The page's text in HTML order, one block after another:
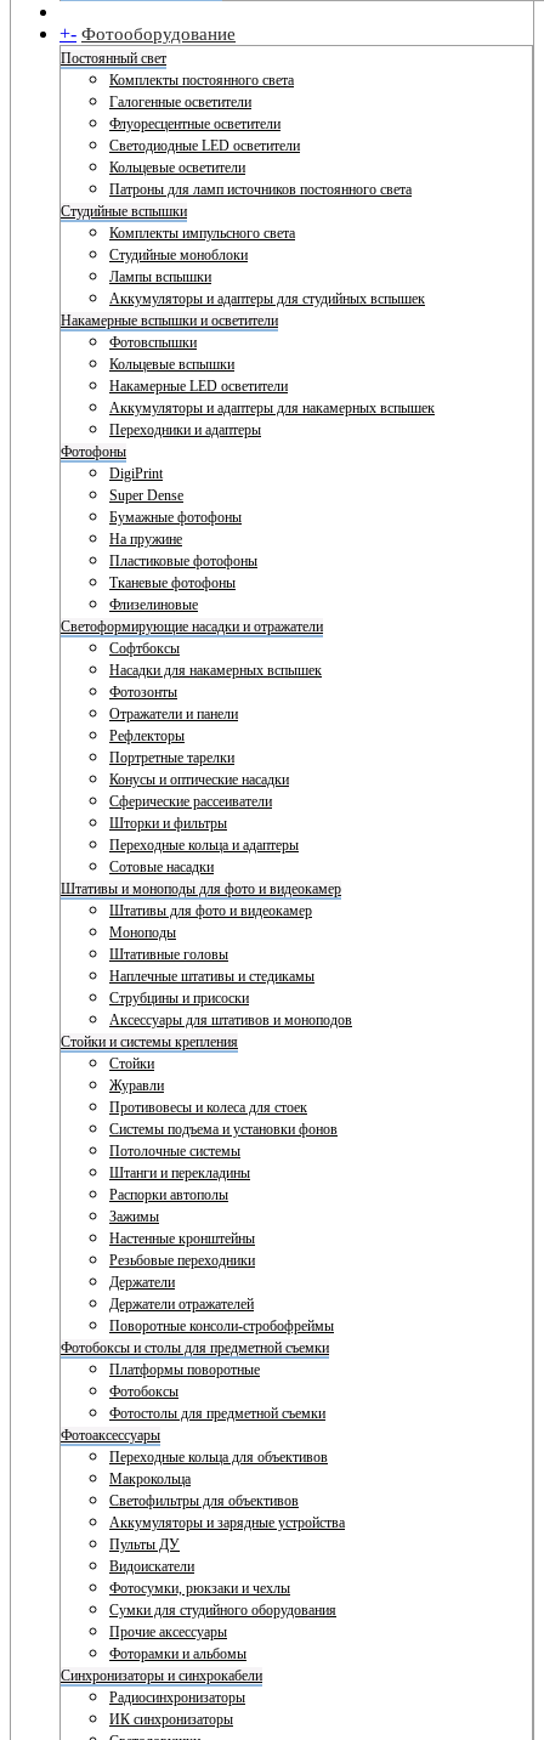
+- Фотооборудование
Постоянный свет
Комплекты постоянного света
Галогенные осветители
Флуоресцентные осветители
Светодиодные LED осветители
Кольцевые осветители
Патроны для ламп источников постоянного света
Студийные вспышки
Комплекты импульсного света
Студийные моноблоки
Лампы вспышки
Аккумуляторы и адаптеры для студийных вспышек
Накамерные вспышки и осветители
Фотовспышки
Кольцевые вспышки
Накамерные LED осветители
Аккумуляторы и адаптеры для накамерных вспышек
Переходники и адаптеры
Фотофоны
DigiPrint
Super Dense
Бумажные фотофоны
На пружине
Пластиковые фотофоны
Тканевые фотофоны
Флизелиновые
Светоформирующие насадки и отражатели
Софтбоксы
Насадки для накамерных вспышек
Фотозонты
Отражатели и панели
Рефлекторы
Портретные тарелки
Конусы и оптические насадки
Сферические рассеиватели
Шторки и фильтры
Переходные кольца и адаптеры
Сотовые насадки
Штативы и моноподы для фото и видеокамер
Штативы для фото и видеокамер
Моноподы
Штативные головы
Наплечные штативы и стедикамы
Струбцины и присоски
Аксессуары для штативов и моноподов
Стойки и системы крепления
Стойки
Журавли
Противовесы и колеса для стоек
Системы подъема и установки фонов
Потолочные системы
Штанги и перекладины
Распорки автополы
Зажимы
Настенные кронштейны
Резьбовые переходники
Держатели
Держатели отражателей
Поворотные консоли-стробофреймы
Фотобоксы и столы для предметной съемки
Платформы поворотные
Фотобоксы
Фотостолы для предметной съемки
Фотоаксессуары
Переходные кольца для объективов
Макрокольца
Светофильтры для объективов
Аккумуляторы и зарядные устройства
Пульты ДУ
Видоискатели
Фотосумки, рюкзаки и чехлы
Сумки для студийного оборудования
Прочие аксессуары
Фоторамки и альбомы
Синхронизаторы и синхрокабели
Радиосинхронизаторы
ИК синхронизаторы